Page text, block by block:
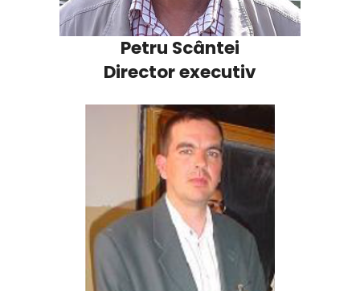
Petru Scântei
Director executiv